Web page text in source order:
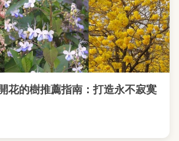
花的樹推薦指南：打造永不寂寞